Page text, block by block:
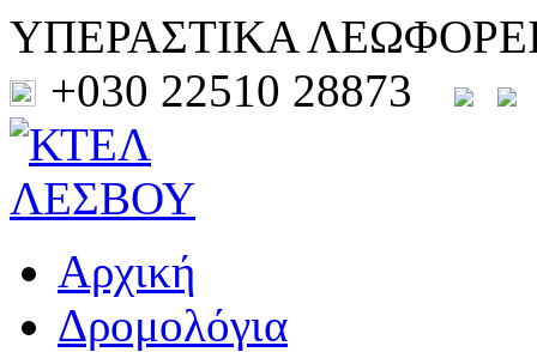
ΥΠΕΡΑΣΤΙΚΑ
+030 22510 28873
Αρχική
Δρομολόγια